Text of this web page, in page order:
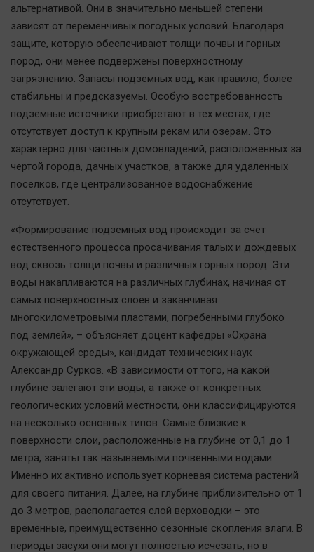
Последняя инстанция
Светская жизнь
Тенденции
альтернативой. Они в значительно меньшей степени
зависят от переменчивых погодных условий. Благодаря
защите, которую обеспечивают толщи почвы и горных
пород, они менее подвержены поверхностному
загрязнению. Запасы подземных вод, как правило, более
стабильны и предсказуемы. Особую востребованность
подземные источники приобретают в тех местах, где
отсутствует доступ к крупным рекам или озерам. Это
характерно для частных домовладений, расположенных за
чертой города, дачных участков, а также для удаленных
поселков, где централизованное водоснабжение
отсутствует.
«Формирование подземных вод происходит за счет
естественного процесса просачивания талых и дождевых
вод сквозь толщи почвы и различных горных пород. Эти
воды накапливаются на различных глубинах, начиная от
самых поверхностных слоев и заканчивая
многокилометровыми пластами, погребенными глубоко
под землей», – объясняет доцент кафедры «Охрана
окружающей среды», кандидат технических наук
Александр Сурков. «В зависимости от того, на какой
глубине залегают эти воды, а также от конкретных
геологических условий местности, они классифицируются
на несколько основных типов. Самые близкие к
поверхности слои, расположенные на глубине от 0,1 до 1
метра, заняты так называемыми почвенными водами.
Именно их активно использует корневая система растений
для своего питания. Далее, на глубине приблизительно от 1
до 3 метров, располагается слой верховодки – это
временные, преимущественно сезонные скопления влаги. В
периоды засухи они могут полностью исчезать, но в